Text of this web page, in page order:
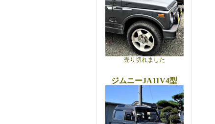
売り切れました
ジムニーJA11V4型